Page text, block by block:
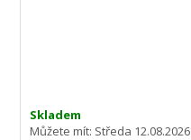
Skladem
Můžete mít: Středa 12.08.2026